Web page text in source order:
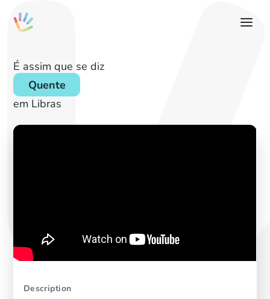
É assim que se diz
Quente
em Libras
Description